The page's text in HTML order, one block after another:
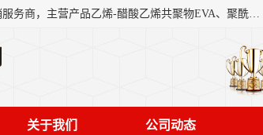
东莞市恒屹国际贸易有限公司（简称：恒屹国际）是一家石化原料综合营销服务商，主营产品乙烯-醋酸乙烯共聚物EVA、聚酰胺PA（尼龙）、醚酯型热塑弹性体TPEE等，公司秉承以市场为导向的战略思想，致力于大宗石化原料在中国市场的营销服务业务，为客户提供一站式的全面服务。
关于我们 公司动态